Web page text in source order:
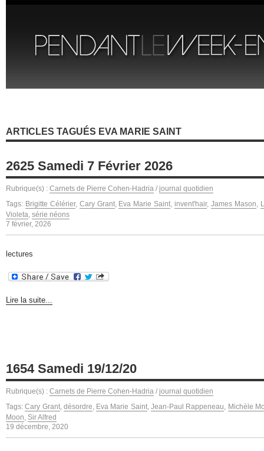
ARTICLES TAGUÉS EVA MARIE SAINT
2625 Samedi 7 Février 2026
Rubrique(s) : Carnets de Pierre Cohen-Hadria / journal quotidien
Tags: Brigitte Célérier, Cary Grant, Eva Marie Saint, invent'hair, James Mason,
Violeta, série néons
7 février, 2026
lectures
Lire la suite...
1654 Samedi 19/12/20
Rubrique(s) : Carnets de Pierre Cohen-Hadria / journal quotidien
Tags:Cary Grant, désordre Eva Marie Saint, Jean-Paul Rappeneau
Michèle
Moon Sir Alfred
19 décembre, 2020